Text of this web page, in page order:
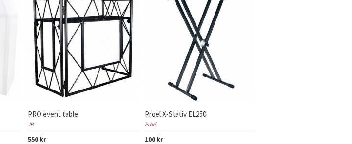
PRO event table
JP
550 kr
Proel X-Stativ EL250
Proel
100 kr